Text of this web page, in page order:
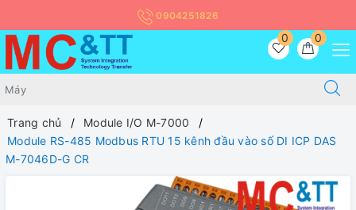
0904251826
0
0
Trang chủ
Module I/O M-7000
Module RS-485 Modbus RTU 15 kênh đầu vào số DI ICP DAS
M-7046D-G CR